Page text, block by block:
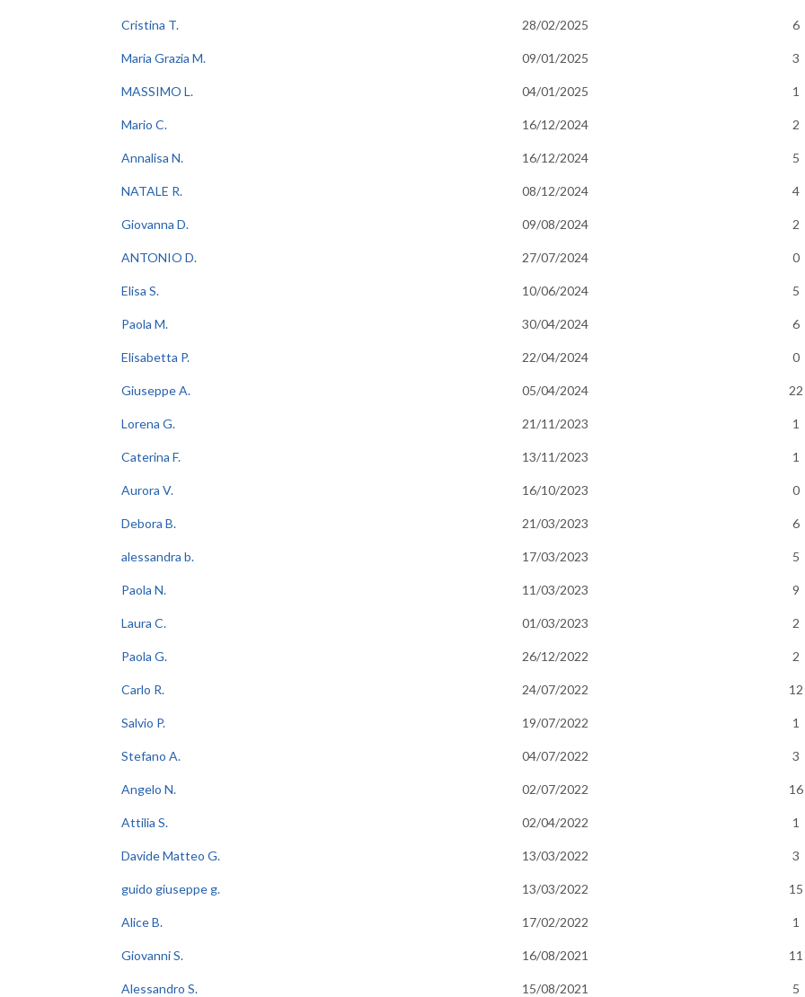
Cristina T. 28/02/2025 6
Maria Grazia M. 09/01/2025 3
MASSIMO L. 04/01/2025 1
Mario C. 16/12/2024 2
Annalisa N. 16/12/2024 5
NATALE R. 08/12/2024 4
Giovanna D. 09/08/2024 2
ANTONIO D. 27/07/2024 0
Elisa S. 10/06/2024 5
Paola M. 30/04/2024 6
Elisabetta P. 22/04/2024 0
Giuseppe A. 05/04/2024 22
Lorena G. 21/11/2023 1
Caterina F. 13/11/2023 1
Aurora V. 16/10/2023 0
Debora B. 21/03/2023 6
alessandra b. 17/03/2023 5
Paola N. 11/03/2023 9
Laura C. 01/03/2023 2
Paola G. 26/12/2022 2
Carlo R. 24/07/2022 12
Salvio P. 19/07/2022 1
Stefano A. 04/07/2022 3
Angelo N. 02/07/2022 16
Attilia S. 02/04/2022 1
Davide Matteo G. 13/03/2022 3
guido giuseppe g. 13/03/2022 15
Alice B. 17/02/2022 1
Giovanni S. 16/08/2021 11
Alessandro S. 15/08/2021 5